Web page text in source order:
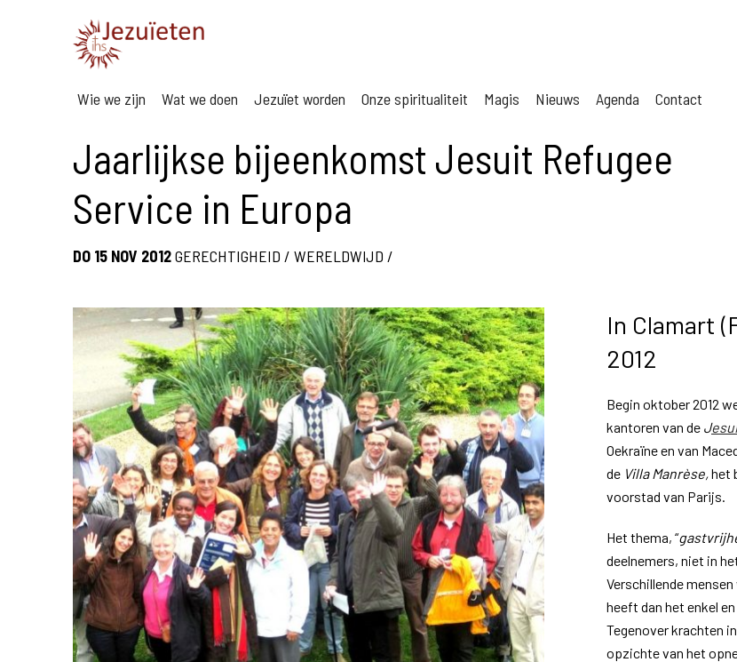
Wie we zijn Wat we doen Jezuïet worden Onze spiritualiteit Magis Nieuws Agenda Contact
Jaarlijkse bijeenkomst Jesuit Refugee
Service in Europa
DO 15 NOV 2012GERECHTIGHEID / WERELDWIJD /
In Clamart
2012
Begin oktober 2012
kantoren van de J
Oekraïne en van
de Villa Manrèse,het
voorstad van Parijs.
Het thema, “
deelnemers, niet in
Verschillende
heeft dan het enkel
Tegenover krachten
opzichte van het